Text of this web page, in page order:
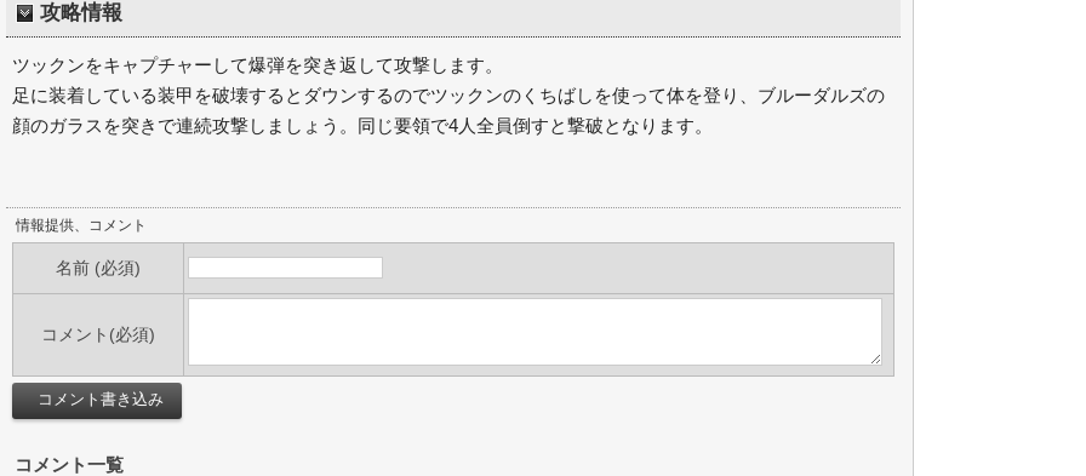
攻略情報
ツックンをキャプチャーして爆弾を突き返して攻撃します。
足に装着している装甲を破壊するとダウンするのでツックンのくちばしを使って体を登り、ブルーダルズの
顔のガラスを突きで連続攻撃しましょう。同じ要領で4人全員倒すと撃破となります。
情報提供、コメント
名前 (必須)
コメント(必須)
コメント一覧